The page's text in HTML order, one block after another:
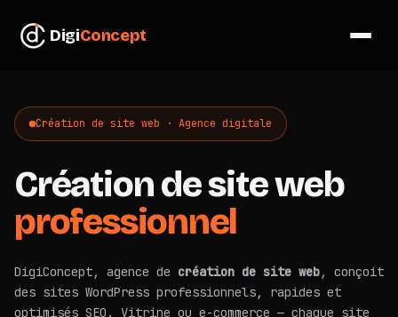
DigiConcept
Création de site web · Agence digitale
Création de site web
professionnel
DigiConcept, agence de création de site web, conçoit
des sites WordPress professionnels, rapides et
optimisés SEO. Vitrine ou e-commerce — chaque site